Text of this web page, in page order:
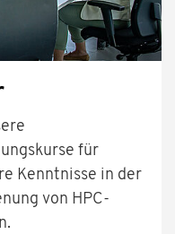
für
Kenntnisse in der
von HPC-